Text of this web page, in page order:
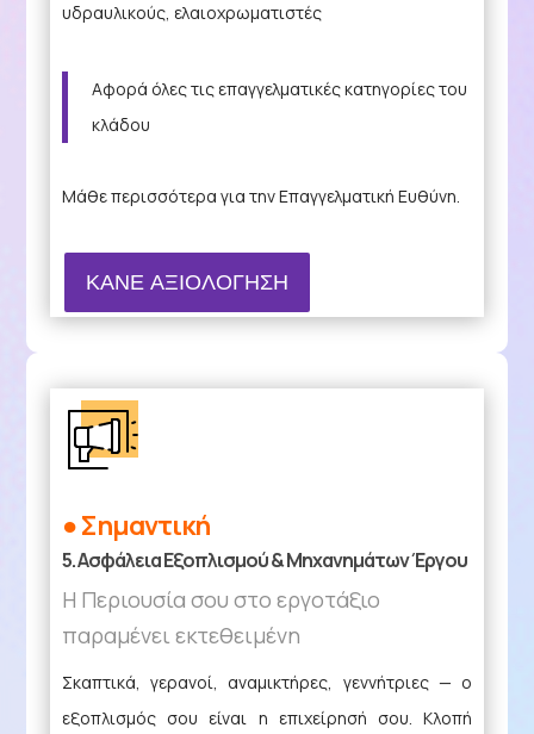
υδραυλικούς, ελαιοχρωματιστές
Αφορά όλες τις επαγγελματικές κατηγορίες του
κλάδου
Μάθε περισσότερα για την Επαγγελματική Ευθύνη.
ΚΑΝΕ ΑΞΙΟΛΟΓΗΣΗ
● Σημαντική
5. Ασφάλεια Εξοπλισμού & Μηχανημάτων Έργου
Η Περιουσία σου στο εργοτάξιο
παραμένει εκτεθειμένη
Σκαπτικά, γερανοί, αναμικτήρες, γεννήτριες — ο
εξοπλισμός σου είναι η επιχείρησή σου. Κλοπή